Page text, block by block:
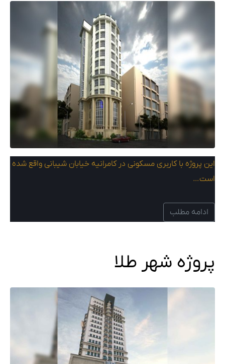
این پروژه با کاربری مسکونی در کامرانیه خیابان شیبانی واقع شده
است…
ادامه مطلب
پروژه شهر طلا‌‌‌‌‌‌‌‌‌‌‌‌‌‌‌‌‌‌‌‌‌‌‌‌‌‌‌‌‌‌‌‌‌‌